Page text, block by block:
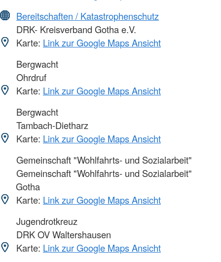
Bereitschaften / Katastrophenschutz
DRK- Kreisverband Gotha e.V.
Karte: Link zur Google Maps Ansicht
Bergwacht
Ohrdruf
Karte: Link zur Google Maps Ansicht
Bergwacht
Tambach-Dietharz
Karte: Link zur Google Maps Ansicht
Gemeinschaft "Wohlfahrts- und Sozialarbeit"
Gemeinschaft "Wohlfahrts- und Sozialarbeit"
Gotha
Karte: Link zur Google Maps Ansicht
Jugendrotkreuz
DRK OV Waltershausen
Karte: Link zur Google Maps Ansicht